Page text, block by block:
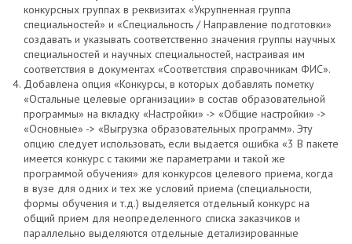
конкурсных группах в реквизитах «Укрупненная группа
специальностей» и «Специальность / Направление подготовки»
создавать и указывать соответственно значения группы научных
специальностей и научных специальностей, настраивая им
соответствия в документах «Соответствия справочникам ФИС».
Добавлена опция «Конкурсы, в которых добавлять пометку
«Остальные целевые организации» в состав образовательной
программы» на вкладку «Настройки» -> «Общие настройки» ->
«Основные» -> «Выгрузка образовательных программ». Эту
опцию следует использовать, если выдается ошибка «3 В пакете
имеется конкурс с такими же параметрами и такой же
программой обучения» для конкурсов целевого приема, когда
в вузе для одних и тех же условий приема (специальности,
формы обучения и т.д.) выделяется отдельный конкурс на
общий прием для неопределенного списка заказчиков и
параллельно выделяются отдельные детализированные